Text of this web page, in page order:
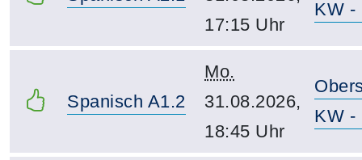
17:15 Uhr
KW -
Spanisch A1.2
Mo.
31.08.2026,
18:45 Uhr
KW -